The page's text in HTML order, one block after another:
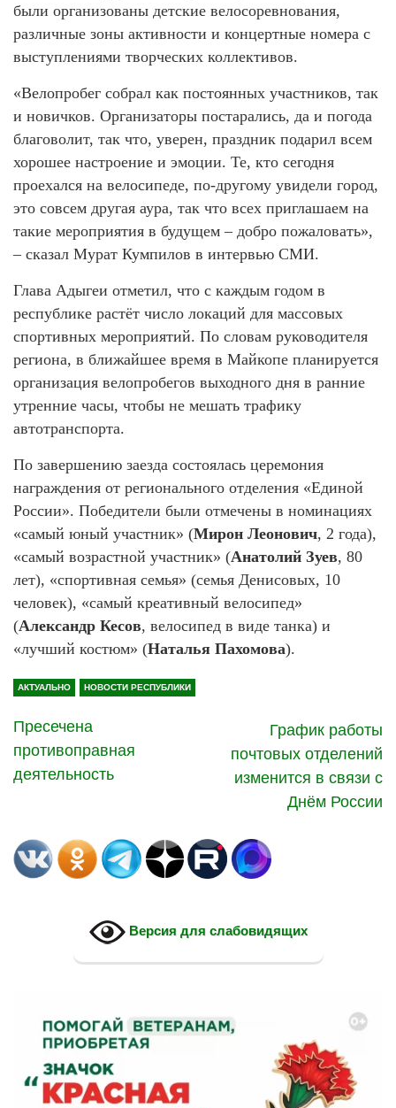
были организованы детские велосоревнования,
различные зоны активности и концертные номера с
выступлениями творческих коллективов.
«Велопробег собрал как постоянных участников, так
и новичков. Организаторы постарались, да и погода
благоволит, так что, уверен, праздник подарил всем
хорошее настроение и эмоции. Те, кто сегодня
проехался на велосипеде, по-другому увидели город,
это совсем другая аура, так что всех приглашаем на
такие мероприятия в будущем – добро пожаловать»,
– сказал Мурат Кумпилов в интервью СМИ.
Глава Адыгеи отметил, что с каждым годом в
республике растёт число локаций для массовых
спортивных мероприятий. По словам руководителя
региона, в ближайшее время в Майкопе планируется
организация велопробегов выходного дня в ранние
утренние часы, чтобы не мешать трафику
автотранспорта.
По завершению заезда состоялась церемония
награждения от регионального отделения «Единой
России». Победители были отмечены в номинациях
«самый юный участник» (Мирон Леонович, 2 года),
«самый возрастной участник» (Анатолий Зуев, 80
лет), «спортивная семья» (семья Денисовых, 10
человек), «самый креативный велосипед»
(Александр Кесов, велосипед в виде танка) и
«лучший костюм» (Наталья Пахомова).
АКТУАЛЬНО НОВОСТИ РЕСПУБЛИКИ
Пресечена
противоправная
деятельность
График работы
почтовых отделений
изменится в связи с
Днём России
Версия для слабовидящих